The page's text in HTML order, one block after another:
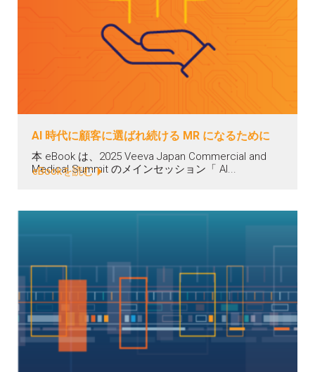
AI 時代に顧客に選ばれ続ける MR になるために
本 eBook は、2025 Veeva Japan Commercial and
Medical Summit のメインセッション「 AI...
eBookを読む